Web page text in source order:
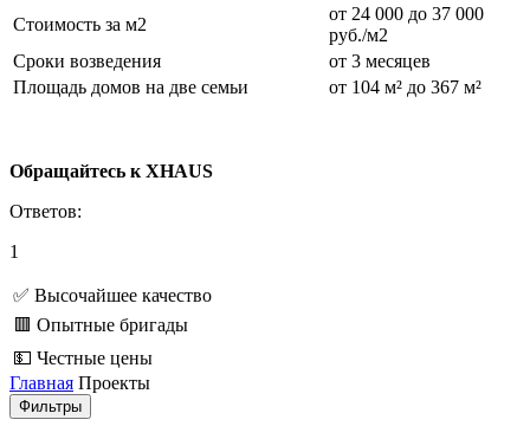
Стоимость за м2
от 24 000 до 37 000
руб./м2
Сроки возведения
от 3 месяцев
Площадь домов на две семьи
от 104 м² до 367 м²
Обращайтесь к XHAUS
Ответов:
1
✅ Высочайшее качество
🟥 Опытные бригады
💵 Честные цены
Главная Проекты
Фильтры